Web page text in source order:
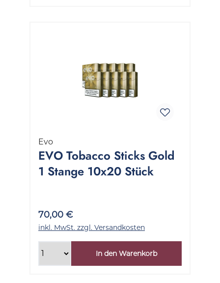
Evo
EVO Tobacco Sticks Gold
1 Stange 10x20 Stück
70,00 €
inkl. MwSt. zzgl. Versandkosten
In den Warenkorb